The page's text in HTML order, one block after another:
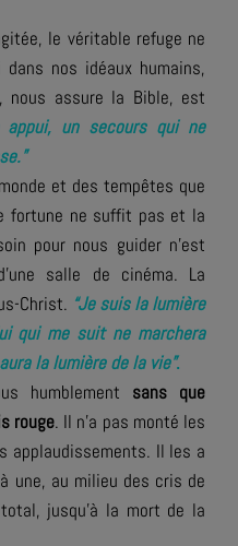
le véritable refuge ne
nos idéaux humains,
nous assure la Bible, est
un secours qui ne
et des tempêtes que
fortune ne suffit pas et la
pour nous guider n'est
salle de cinéma. La
Christ. “Je suis la lumière
qui me suit ne marchera
la lumière de la vie”.
humblement sans que
rouge. Il n’a pas monté les
applaudissements. Il les a
une, au milieu des cris de
jusqu’à la mort de la